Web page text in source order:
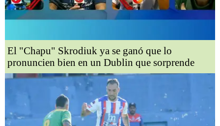
El "Chapu" Skrodiuk ya se ganó que lo
pronuncien bien en un Dublin que sorprende